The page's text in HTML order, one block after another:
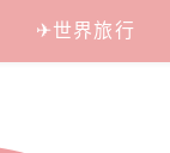
✈世界旅行